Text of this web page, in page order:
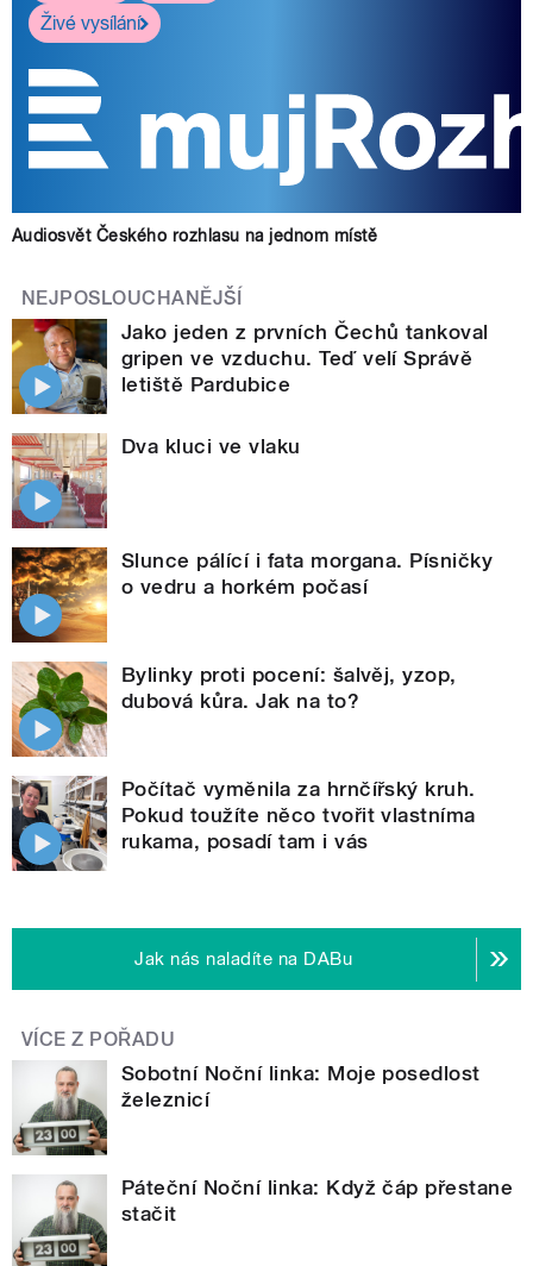
Živé vysílání
Audiosvět Českého rozhlasu na jednom místě
NEJPOSLOUCHANĚJŠÍ
Jako jeden z prvních Čechů tankoval
gripen ve vzduchu. Teď velí Správě
letiště Pardubice
Dva kluci ve vlaku
Slunce pálící i fata morgana. Písničky
o vedru a horkém počasí
Bylinky proti pocení: šalvěj, yzop,
dubová kůra. Jak na to?
Počítač vyměnila za hrnčířský kruh.
Pokud toužíte něco tvořit vlastníma
rukama, posadí tam i vás
Jak nás naladíte na DABu
VÍCE Z POŘADU
Sobotní Noční linka: Moje posedlost
železnicí
Páteční Noční linka: Když čáp přestane
stačit